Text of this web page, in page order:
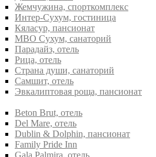
Жемчужина, спорткомплекс
Интер-Сухум, гостиница
Кяласур, пансионат
МВО Сухум, санаторий
Парадайз, отель
Рица, отель
Страна души, санаторий
Самшит, отель
Эвкалиптовая роща, пансионат
Beton Brut, отель
Del Mare, отель
Dublin & Dolphin, пансионат
Family Pride Inn
Gala Palmira, отель